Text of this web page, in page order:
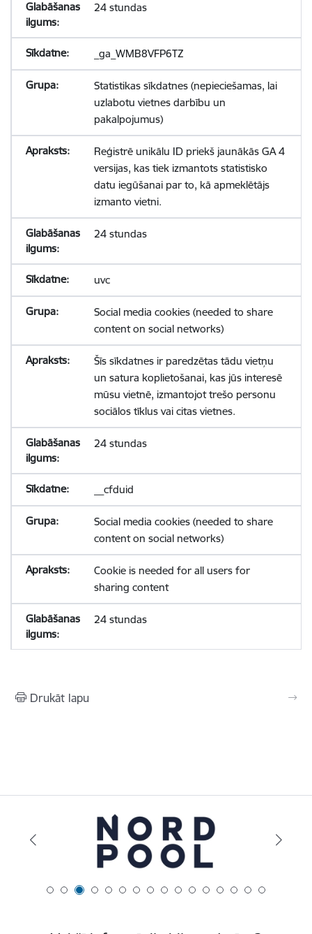
24 stundas
_ga_WMB8VFP6TZ
Statistikas sīkdatnes (nepieciešamas, lai
uzlabotu vietnes darbību un
pakalpojumus)
Reģistrē unikālu ID priekš jaunākās GA 4
versijas, kas tiek izmantots statistisko
datu iegūšanai par to, kā apmeklētājs
izmanto vietni.
24 stundas
uvc
Social media cookies (needed to share
content on social networks)
Šīs sīkdatnes ir paredzētas tādu vietņu
un satura koplietošanai, kas jūs interesē
mūsu vietnē, izmantojot trešo personu
sociālos tīklus vai citas vietnes.
24 stundas
__cfduid
Social media cookies (needed to share
content on social networks)
Cookie is needed for all users for
sharing content
24 stundas
Drukāt lapu